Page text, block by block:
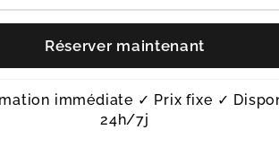
immédiate ✓ Prix fixe ✓
24h/7j